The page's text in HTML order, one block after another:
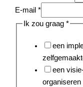
E-mail *
Ik zou graag *
een
een
organiseren